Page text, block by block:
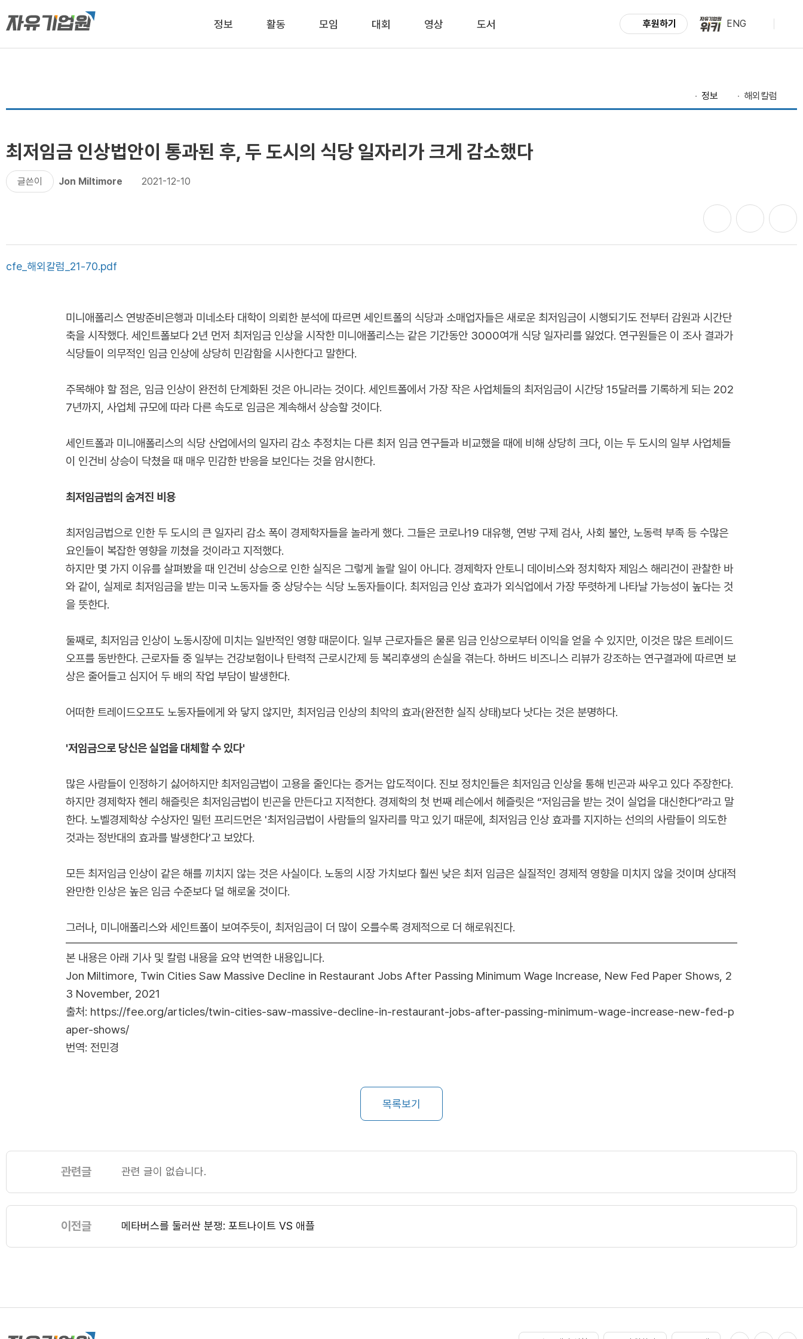
정보 활동 모임 대회 영상 도서 후원하기 ENG
정보 해외칼럼
최저임금 인상법안이 통과된 후, 두 도시의 식당 일자리가 크게 감소했다
글쓴이 Jon Miltimore 2021-12-10
cfe_해외칼럼_21-70.pdf
미니애폴리스 연방준비은행과 미네소타 대학이 의뢰한 분석에 따르면 세인트폴의 식당과 소매업자들은 새로운 최저임금이 시행되기도 전부터 감원과 시간단
축을 시작했다. 세인트폴보다 2년 먼저 최저임금 인상을 시작한 미니애폴리스는 같은 기간동안 3000여개 식당 일자리를 잃었다. 연구원들은 이 조사 결과가
식당들이 의무적인 임금 인상에 상당히 민감함을 시사한다고 말한다.
주목해야 할 점은, 임금 인상이 완전히 단계화된 것은 아니라는 것이다. 세인트폴에서 가장 작은 사업체들의 최저임금이 시간당 15달러를 기록하게 되는 202
7년까지, 사업체 규모에 따라 다른 속도로 임금은 계속해서 상승할 것이다.
세인트폴과 미니애폴리스의 식당 산업에서의 일자리 감소 추정치는 다른 최저 임금 연구들과 비교했을 때에 비해 상당히 크다, 이는 두 도시의 일부 사업체들
이 인건비 상승이 닥쳤을 때 매우 민감한 반응을 보인다는 것을 암시한다.
최저임금법의 숨겨진 비용
최저임금법으로 인한 두 도시의 큰 일자리 감소 폭이 경제학자들을 놀라게 했다. 그들은 코로나19 대유행, 연방 구제 검사, 사회 불안, 노동력 부족 등 수많은
요인들이 복잡한 영향을 끼쳤을 것이라고 지적했다.
하지만 몇 가지 이유를 살펴봤을 때 인건비 상승으로 인한 실직은 그렇게 놀랄 일이 아니다. 경제학자 안토니 데이비스와 정치학자 제임스 해리건이 관찰한 바
와 같이, 실제로 최저임금을 받는 미국 노동자들 중 상당수는 식당 노동자들이다. 최저임금 인상 효과가 외식업에서 가장 뚜렷하게 나타날 가능성이 높다는 것
을 뜻한다.
둘째로, 최저임금 인상이 노동시장에 미치는 일반적인 영향 때문이다. 일부 근로자들은 물론 임금 인상으로부터 이익을 얻을 수 있지만, 이것은 많은 트레이드
오프를 동반한다. 근로자들 중 일부는 건강보험이나 탄력적 근로시간제 등 복리후생의 손실을 겪는다. 하버드 비즈니스 리뷰가 강조하는 연구결과에 따르면 보
상은 줄어들고 심지어 두 배의 작업 부담이 발생한다.
어떠한 트레이드오프도 노동자들에게 와 닿지 않지만, 최저임금 인상의 최악의 효과(완전한 실직 상태)보다 낫다는 것은 분명하다.
'저임금으로 당신은 실업을 대체할 수 있다'
많은 사람들이 인정하기 싫어하지만 최저임금법이 고용을 줄인다는 증거는 압도적이다. 진보 정치인들은 최저임금 인상을 통해 빈곤과 싸우고 있다 주장한다.
하지만 경제학자 헨리 해즐릿은 최저임금법이 빈곤을 만든다고 지적한다. 경제학의 첫 번째 레슨에서 헤즐릿은 “저임금을 받는 것이 실업을 대신한다”라고 말
한다. 노벨경제학상 수상자인 밀턴 프리드먼은 '최저임금법이 사람들의 일자리를 막고 있기 때문에, 최저임금 인상 효과를 지지하는 선의의 사람들이 의도한
것과는 정반대의 효과를 발생한다'고 보았다.
모든 최저임금 인상이 같은 해를 끼치지 않는 것은 사실이다. 노동의 시장 가치보다 훨씬 낮은 최저 임금은 실질적인 경제적 영향을 미치지 않을 것이며 상대적
완만한 인상은 높은 임금 수준보다 덜 해로울 것이다.
그러나, 미니애폴리스와 세인트폴이 보여주듯이, 최저임금이 더 많이 오를수록 경제적으로 더 해로워진다.
본 내용은 아래 기사 및 칼럼 내용을 요약 번역한 내용입니다.
Jon Miltimore, Twin Cities Saw Massive Decline in Restaurant Jobs After Passing Minimum Wage Increase, New Fed Paper Shows, 2
3 November, 2021
출처: https://fee.org/articles/twin-cities-saw-massive-decline-in-restaurant-jobs-after-passing-minimum-wage-increase-new-fed-p
aper-shows/
번역: 전민경
목록보기
관련글 관련 글이 없습니다.
이전글 메타버스를 둘러싼 분쟁: 포트나이트 VS 애플